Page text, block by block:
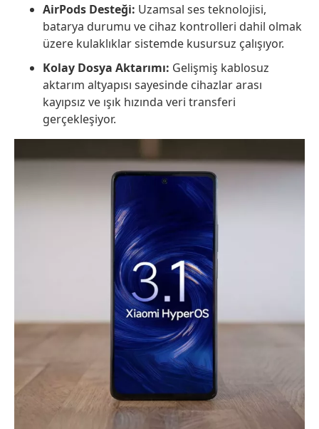
AirPods Desteği: Uzamsal ses teknolojisi,
batarya durumu ve cihaz kontrolleri dahil olmak
üzere kulaklıklar sistemde kusursuz çalışıyor.
Kolay Dosya Aktarımı: Gelişmiş kablosuz
aktarım altyapısı sayesinde cihazlar arası
kayıpsız ve ışık hızında veri transferi
gerçekleşiyor.